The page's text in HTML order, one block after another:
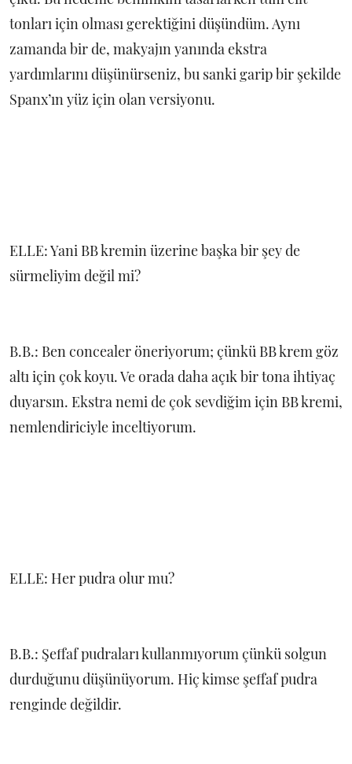
tonları için olması gerektiğini düşündüm. Aynı
zamanda bir de, makyajın yanında ekstra
yardımlarını düşünürseniz, bu sanki garip bir şekilde
Spanx’ın yüz için olan versiyonu.
ELLE: Yani BB kremin üzerine başka bir şey de
sürmeliyim değil mi?
B.B.: Ben concealer öneriyorum; çünkü BB krem göz
altı için çok koyu. Ve orada daha açık bir tona ihtiyaç
duyarsın. Ekstra nemi de çok sevdiğim için BB kremi,
nemlendiriciyle inceltiyorum.
ELLE: Her pudra olur mu?
B.B.: Şeffaf pudraları kullanmıyorum çünkü solgun
durduğunu düşünüyorum. Hiç kimse şeffaf pudra
renginde değildir.